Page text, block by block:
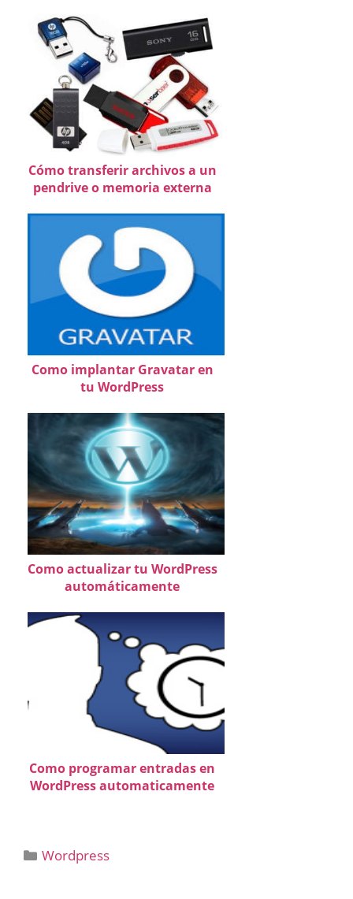
Cómo transferir archivos a un
pendrive o memoria externa
Como implantar Gravatar en
tu WordPress
Como actualizar tu WordPress
automáticamente
Como programar entradas en
WordPress automaticamente
Categorías
Wordpress